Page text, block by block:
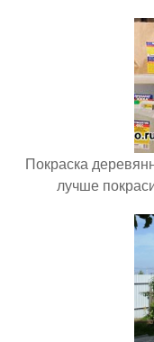
Покраска
лучше